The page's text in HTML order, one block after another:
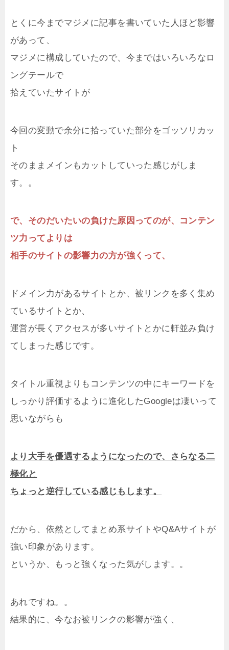
とくに今までマジメに記事を書いていた人ほど影響
があって、
マジメに構成していたので、今まではいろいろなロ
ングテールで
拾えていたサイトが
今回の変動で余分に拾っていた部分をゴッソリカッ
ト
そのままメインもカットしていった感じがしま
す。。
で、そのだいたいの負けた原因ってのが、コンテン
ツ力ってよりは
相手のサイトの影響力の方が強くって、
ドメイン力があるサイトとか、被リンクを多く集め
ているサイトとか、
運営が長くアクセスが多いサイトとかに軒並み負け
てしまった感じです。
タイトル重視よりもコンテンツの中にキーワードを
しっかり評価するように進化したGoogleは凄いって
思いながらも
より大手を優遇するようになったので、さらなる二
極化と
ちょっと逆行している感じもします。
だから、依然としてまとめ系サイトやQ&Aサイトが
強い印象があります。
というか、もっと強くなった気がします。。
あれですね。。
結果的に、今なお被リンクの影響が強く、